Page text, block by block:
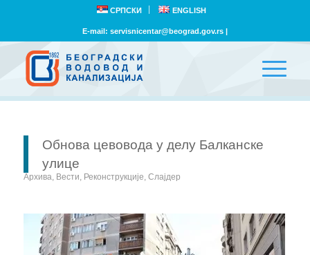
СРПСКИ ENGLISH
E-mail: servisnicentar@beograd.gov.rs|
Обнова цевовода у делу Балканске
улице
Архива Вести Реконструкције Слајдер